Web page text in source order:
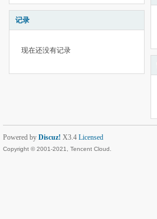
记录
现在还没有记录
Powered by Discuz! X3.4 Licensed
Copyright © 2001-2021, Tencent Cloud.